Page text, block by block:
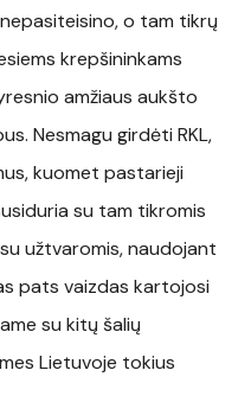
o tam tikrų
krepšininkams
amžiaus aukšto
Nesmagu girdėti RKL,
kuomet pastarieji
su tam tikromis
užtvaromis, naudojant
pats vaizdas kartojosi
su kitų šalių
Lietuvoje tokius